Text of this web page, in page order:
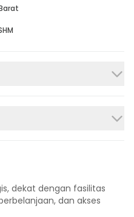
dekat dengan fasilitas
dan akses